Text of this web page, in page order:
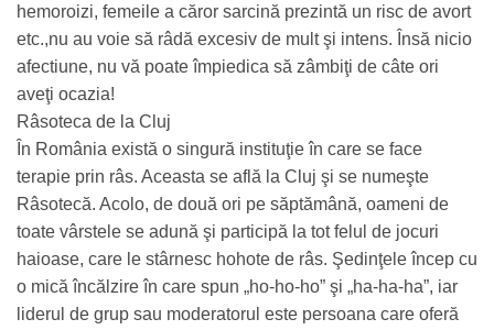
hemoroizi, femeile a căror sarcină prezintă un risc de avort
etc.,nu au voie să râdă excesiv de mult şi intens. Însă nicio
afectiune, nu vă poate împiedica să zâmbiţi de câte ori
aveţi ocazia!
Râsoteca de la Cluj
În România există o singură instituţie în care se face
terapie prin râs. Aceasta se află la Cluj şi se numeşte
Râsotecă. Acolo, de două ori pe săptămână, oameni de
toate vârstele se adună şi participă la tot felul de jocuri
haioase, care le stârnesc hohote de râs. Şedinţele încep cu
o mică încălzire în care spun „ho-ho-ho” şi „ha-ha-ha”, iar
liderul de grup sau moderatorul este persoana care oferă